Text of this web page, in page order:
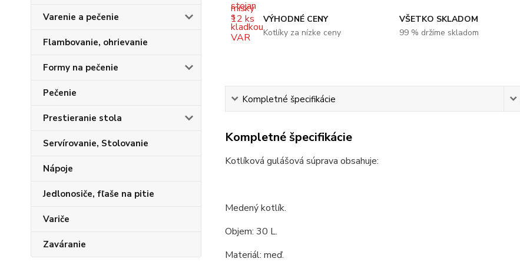
Varenie a pečenie
Flambovanie, ohrievanie
Formy na pečenie
Pečenie
Prestieranie stola
Servírovanie, Stolovanie
Nápoje
Jedlonosiče, fľaše na pitie
Variče
Zaváranie
VÝHODNÉ CENY
Kotlíky za nízke ceny
VŠETKO SKLADOM
99 % držíme skladom
Kompletné špecifikácie
Kompletné špecifikácie
Kotlíková gulášová súprava obsahuje:
Medený kotlík.
Objem: 30 L.
Materiál: meď.